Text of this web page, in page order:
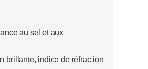
au sel et aux
brillante, indice de réfraction